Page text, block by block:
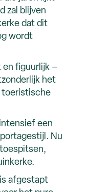
zal blijven
dat dit
wordt
figuurlijk –
het
toeristische
een
Nu
afgestapt